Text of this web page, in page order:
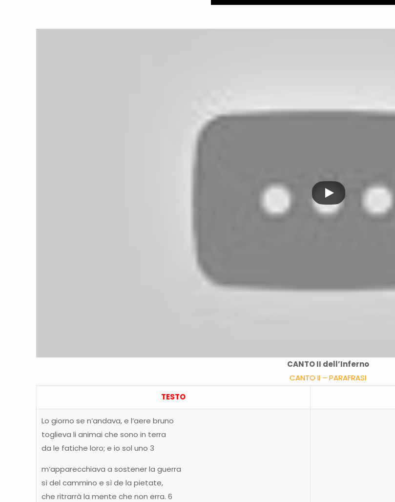
CANTO II dell’Inferno
CANTO II – PARAFRASI
TESTO
Lo giorno se n’andava, e l’aere bruno
toglieva li animai che sono in terra
da le fatiche loro; e io sol uno 3
m’apparecchiava a sostener la guerra
sì del cammino e sì de la pietate,
che ritrarrà la mente che non erra. 6